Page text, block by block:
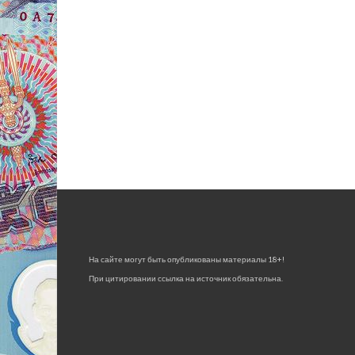
На сайте могут быть опубликованы материалы 18+!
При цитировании ссылка на источник обязательна.